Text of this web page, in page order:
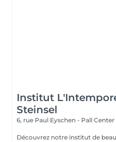
Institut
Steinsel
6, rue Paul Eyschen - Pall Center
Découvrez notre institut de